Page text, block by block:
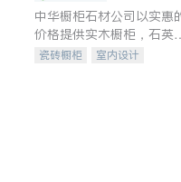
中华橱柜石材公司以实惠
价格提供实木橱柜，石英
台面，多种优质不锈钢水
瓷砖橱柜
室内设计